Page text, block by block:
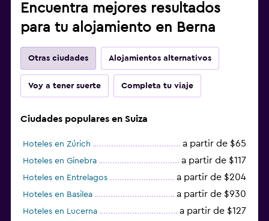
Encuentra mejores resultados
para tu alojamiento en Berna
Otras ciudades Alojamientos alternativos
Voy a tener suerte Completa tu viaje
Ciudades populares en Suiza
Hoteles en Zúrich a partir de $65
Hoteles en Ginebra a partir de $117
Hoteles en Entrelagos a partir de $204
Hoteles en Basilea a partir de $930
Hoteles en Lucerna a partir de $127